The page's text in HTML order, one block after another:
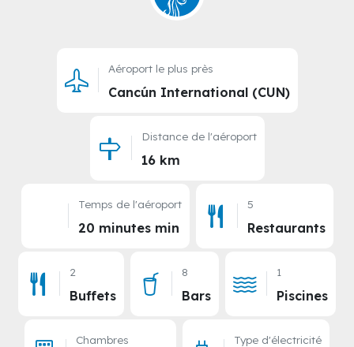
Aéroport le plus près
Cancún International (CUN)
Distance de l'aéroport
16 km
Temps de l'aéroport
20 minutes min
5
Restaurants
2
Buffets
8
Bars
1
Piscines
Chambres Type d'électricité